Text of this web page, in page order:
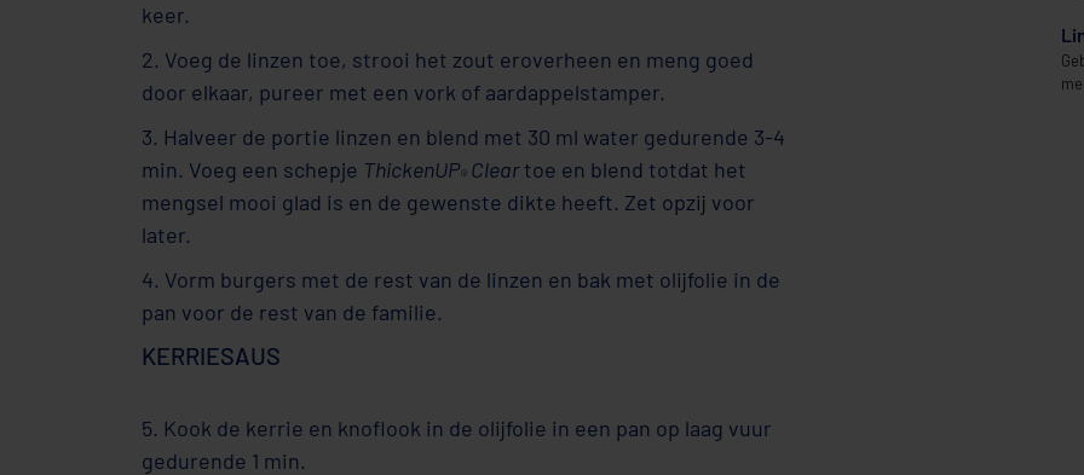
keer.
2. Voeg de linzen toe, strooi het zout eroverheen en meng goed
door elkaar, pureer met een vork of aardappelstamper.
3. Halveer de portie linzen en blend met 30 ml water gedurende 3-4
min. Voeg een schepje ThickenUP® Cleartoe en blend totdat het
mengsel mooi glad is en de gewenste dikte heeft. Zet opzij voor
later.
4. Vorm burgers met de rest van de linzen en bak met olijfolie in de
pan voor de rest van de familie.
KERRIESAUS
5. Kook de kerrie en knoflook in de olijfolie in een pan op laag vuur
gedurende 1 min.